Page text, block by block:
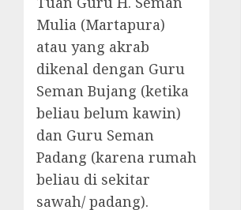
Mulia (Martapura)
atau yang akrab
dikenal dengan Guru
Seman Bujang (ketika
beliau belum kawin)
dan Guru Seman
Padang (karena rumah
beliau di sekitar
sawah/ padang).